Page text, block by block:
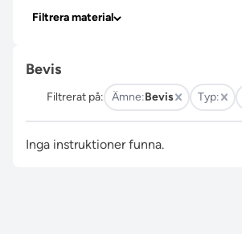
Filtrera material
Bevis
Filtrerat på: Ämne:Bevis Typ:
Inga instruktioner funna.